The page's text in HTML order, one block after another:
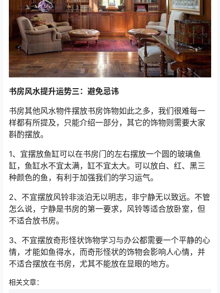
书房风水提升运势三：避免忌讳
书房其他风水物件摆放书房饰物如此之多，我们很难每一
样都有所提及，只能介绍一部分，其它的饰物则需要大家
斟酌摆放。
1、宜摆放鱼缸可以在书房门的左右摆放一个圆的玻璃鱼
缸，鱼缸水不宜太满，缸不宜太大。可以放白、红、黑三
种颜色的鱼，有利于加强我们的学习运气。
2、不宜摆放风铃非淡泊无以明志，非宁静无以致远。不管
怎么说，宁静是书房的第一要求，风铃等适合放卧室，但
不适合放书房。
3、不宜摆放奇形怪状饰物学习与办公都需要一个平静的心
情，才能如鱼得水，而奇形怪状的饰物会影响人心情，并
不适合摆放在书房，尤其不能放在显眼的地方。
相关文章：